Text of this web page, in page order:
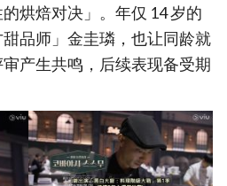
烘焙对决」。年仅 14 岁的
品师」金圭璘，也让同龄就
产生共鸣，后续表现备受期